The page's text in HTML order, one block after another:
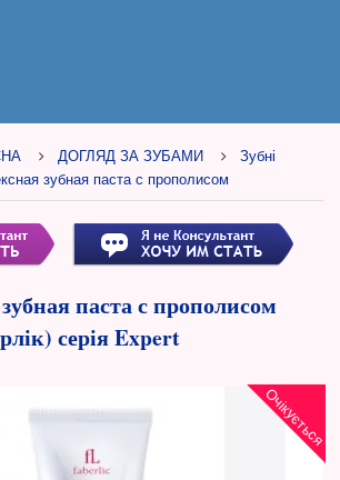
ДОГЛЯД ЗА ЗУБАМИ
Зубні
зубная паста с прополисом
паста с прополисом
серія Expert
Очікується